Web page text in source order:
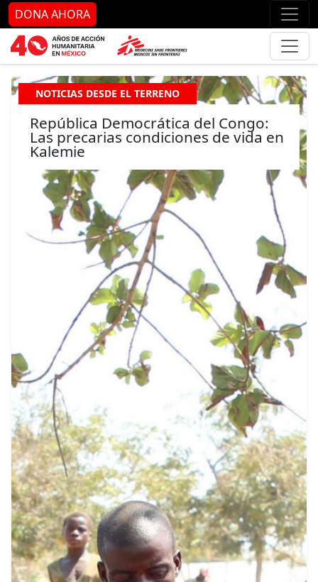
Ir al contenido principal Ir
DONA AHORA
NOTICIAS DESDE EL TERRENO
República Democrática del Congo:
Las precarias condiciones de vida en
Kalemie